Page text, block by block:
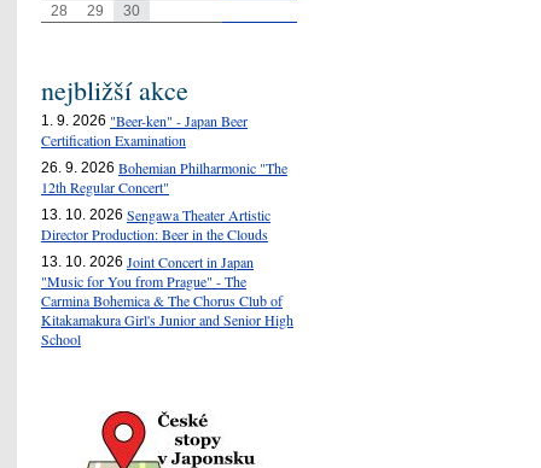
28
29 30
nejbližší akce
1. 9. 2026 "Beer-ken" - Japan Beer
Certification Examination
26. 9. 2026 Bohemian Philharmonic "The
12th Regular Concert"
13. 10. 2026 Sengawa Theater Artistic
Director Production: Beer in the Clouds
13. 10. 2026 Joint Concert in Japan
"Music for You from Prague" - The
Carmina Bohemica & The Chorus Club of
Kitakamakura Girl's Junior and Senior High
School